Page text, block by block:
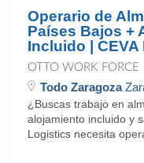
Operario de
Países Bajos +
Incluido |
OTTO WORK FORCE
Todo Zaragoza
¿Buscas trabajo en
alojamiento incluido y
Logistics necesita